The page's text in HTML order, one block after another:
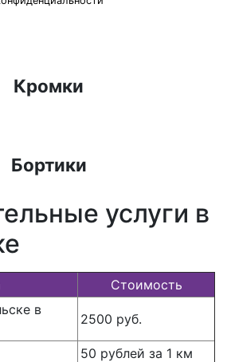
Кромки
Бортики
услуги в
Стоимость
в
2500 руб.
50 рублей за 1 км